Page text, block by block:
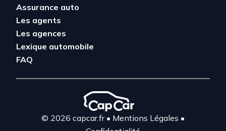
Assurance auto
Les agents
Les agences
Lexique automobile
FAQ
© 2026 capcar.fr• Mentions Légales •